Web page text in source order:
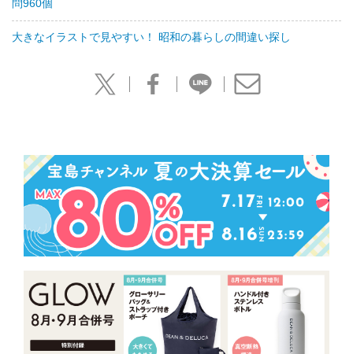
問960個
大きなイラストで見やすい！ 昭和の暮らしの間違い探し